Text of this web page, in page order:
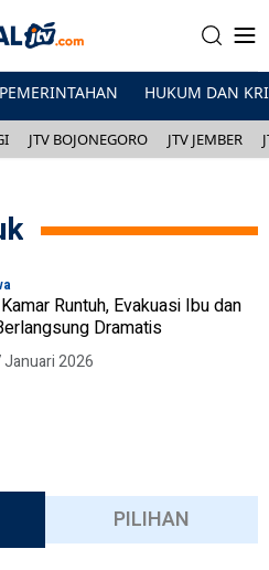
HUKUM DAN
JTV BOJONEGORO JTV JEMBER
Runtuh, Evakuasi Ibu dan
Dramatis
Januari 2026
PILIHAN